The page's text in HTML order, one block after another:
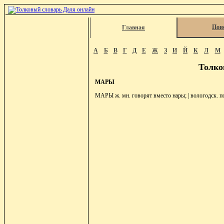
Главная
А Б В Г Д Е Ж З И Й К Л М
МАРЫ
МАРЫ ж. мн. говорят вместо нары; | вологодск.